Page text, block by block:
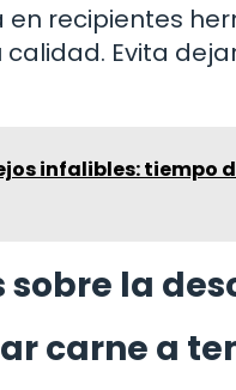
recipientes
Evita
infalibles: tiempo
la
carne a